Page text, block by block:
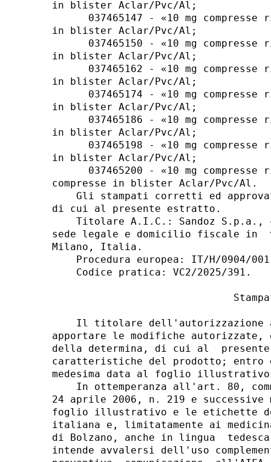
in blister Aclar/Pvc/Al;
037465147 - «10 mg compresse
in blister Aclar/Pvc/Al;
037465150 - «10 mg compresse
in blister Aclar/Pvc/Al;
037465162 - «10 mg compresse
in blister Aclar/Pvc/Al;
037465174 - «10 mg compresse
in blister Aclar/Pvc/Al;
037465186 - «10 mg compresse
in blister Aclar/Pvc/Al;
037465198 - «10 mg compresse
in blister Aclar/Pvc/Al;
037465200 - «10 mg compresse
compresse in blister Aclar/Pvc/Al.
Gli stampati corretti ed
di cui al presente estratto.
Titolare A.I.C.: Sandoz S.p.a.,
sede legale e domicilio fiscale in
Milano, Italia.
Procedura europea: IT/H/0904/
    Codice pratica: VC2/2025/391.
Il titolare dell'autorizzazione
apportare le modifiche
della determina, di cui al
caratteristiche del prodotto;
medesima data al foglio
In ottemperanza all'art. 80,
24 aprile 2006, n. 219 e
foglio illustrativo e le etichette
italiana e, limitatamente ai
di Bolzano, anche in lingua
intende avvalersi dell'uso